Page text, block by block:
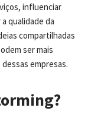
influenciar
qualidade da
compartilhadas
ser mais
empresas.